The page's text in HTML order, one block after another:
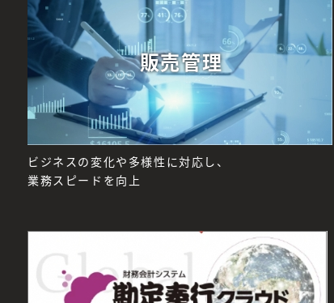
販売管理
ビジネスの変化や多様性に対応し、
業務スピードを向上